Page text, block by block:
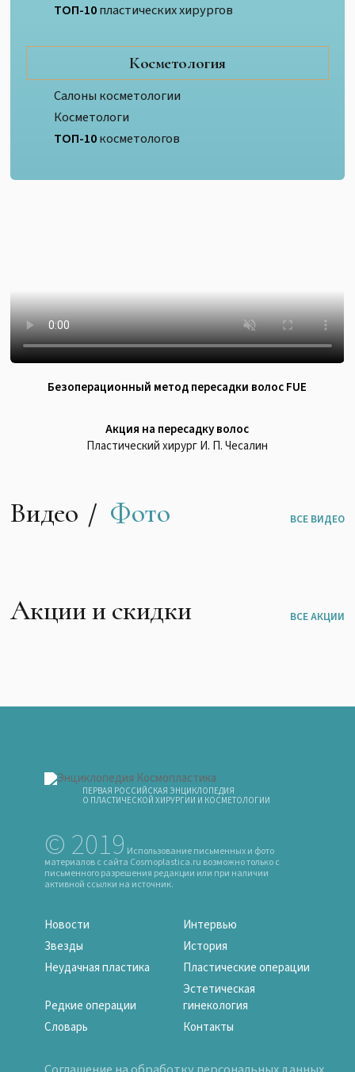
ТОП-10пластических хирургов
Косметология
Салоны косметологии
Косметологи
ТОП-10косметологов
Безоперационный метод пересадки волос FUE
Акция на пересадку волос
Пластический хирург И. П. Чесалин
Видео Фото ВСЕ ВИДЕО
Акции и скидки ВСЕ АКЦИИ
ПЕРВАЯ РОССИЙСКАЯ ЭНЦИКЛОПЕДИЯ
О ПЛАСТИЧЕСКОЙ ХИРУРГИИ И КОСМЕТОЛОГИИ
© 2019 Использование письменных и фото
материалов с сайта Cosmoplastica.ru возможно только с
письменного разрешения редакции или при наличии
активной ссылки на источник.
Новости
Интервью
Звезды
История
Неудачная пластика
Пластические операции
Редкие операции
Эстетическая
гинекология
Словарь
Контакты